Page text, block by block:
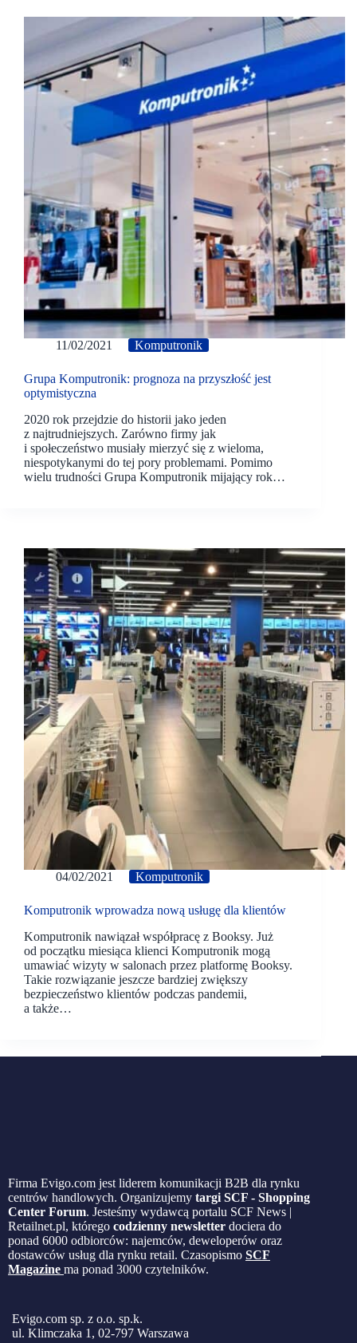
11/02/2021 Komputronik
Grupa Komputronik: prognoza na przyszłość jest
optymistyczna
2020 rok przejdzie do historii jako jeden
z najtrudniejszych. Zarówno firmy jak
i społeczeństwo musiały mierzyć się z wieloma,
niespotykanymi do tej pory problemami. Pomimo
wielu trudności Grupa Komputronik mijający rok…
04/02/2021 Komputronik
Komputronik wprowadza nową usługę dla klientów
Komputronik nawiązał współpracę z Booksy. Już
od początku miesiąca klienci Komputronik mogą
umawiać wizyty w salonach przez platformę Booksy.
Takie rozwiązanie jeszcze bardziej zwiększy
bezpieczeństwo klientów podczas pandemii,
a także…
Firma Evigo.com jest liderem komunikacji B2B dla rynku
centrów handlowych. Organizujemy targi SCF - Shopping
Center Forum. Jesteśmy wydawcą portalu SCF News |
Retailnet.pl, którego codzienny newsletter dociera do
ponad 6000 odbiorców: najemców, deweloperów oraz
dostawców usług dla rynku retail. Czasopismo SCF
Magazine ma ponad 3000 czytelników.
Evigo.com sp. z o.o. sp.k.
ul. Klimczaka 1, 02-797 Warszawa